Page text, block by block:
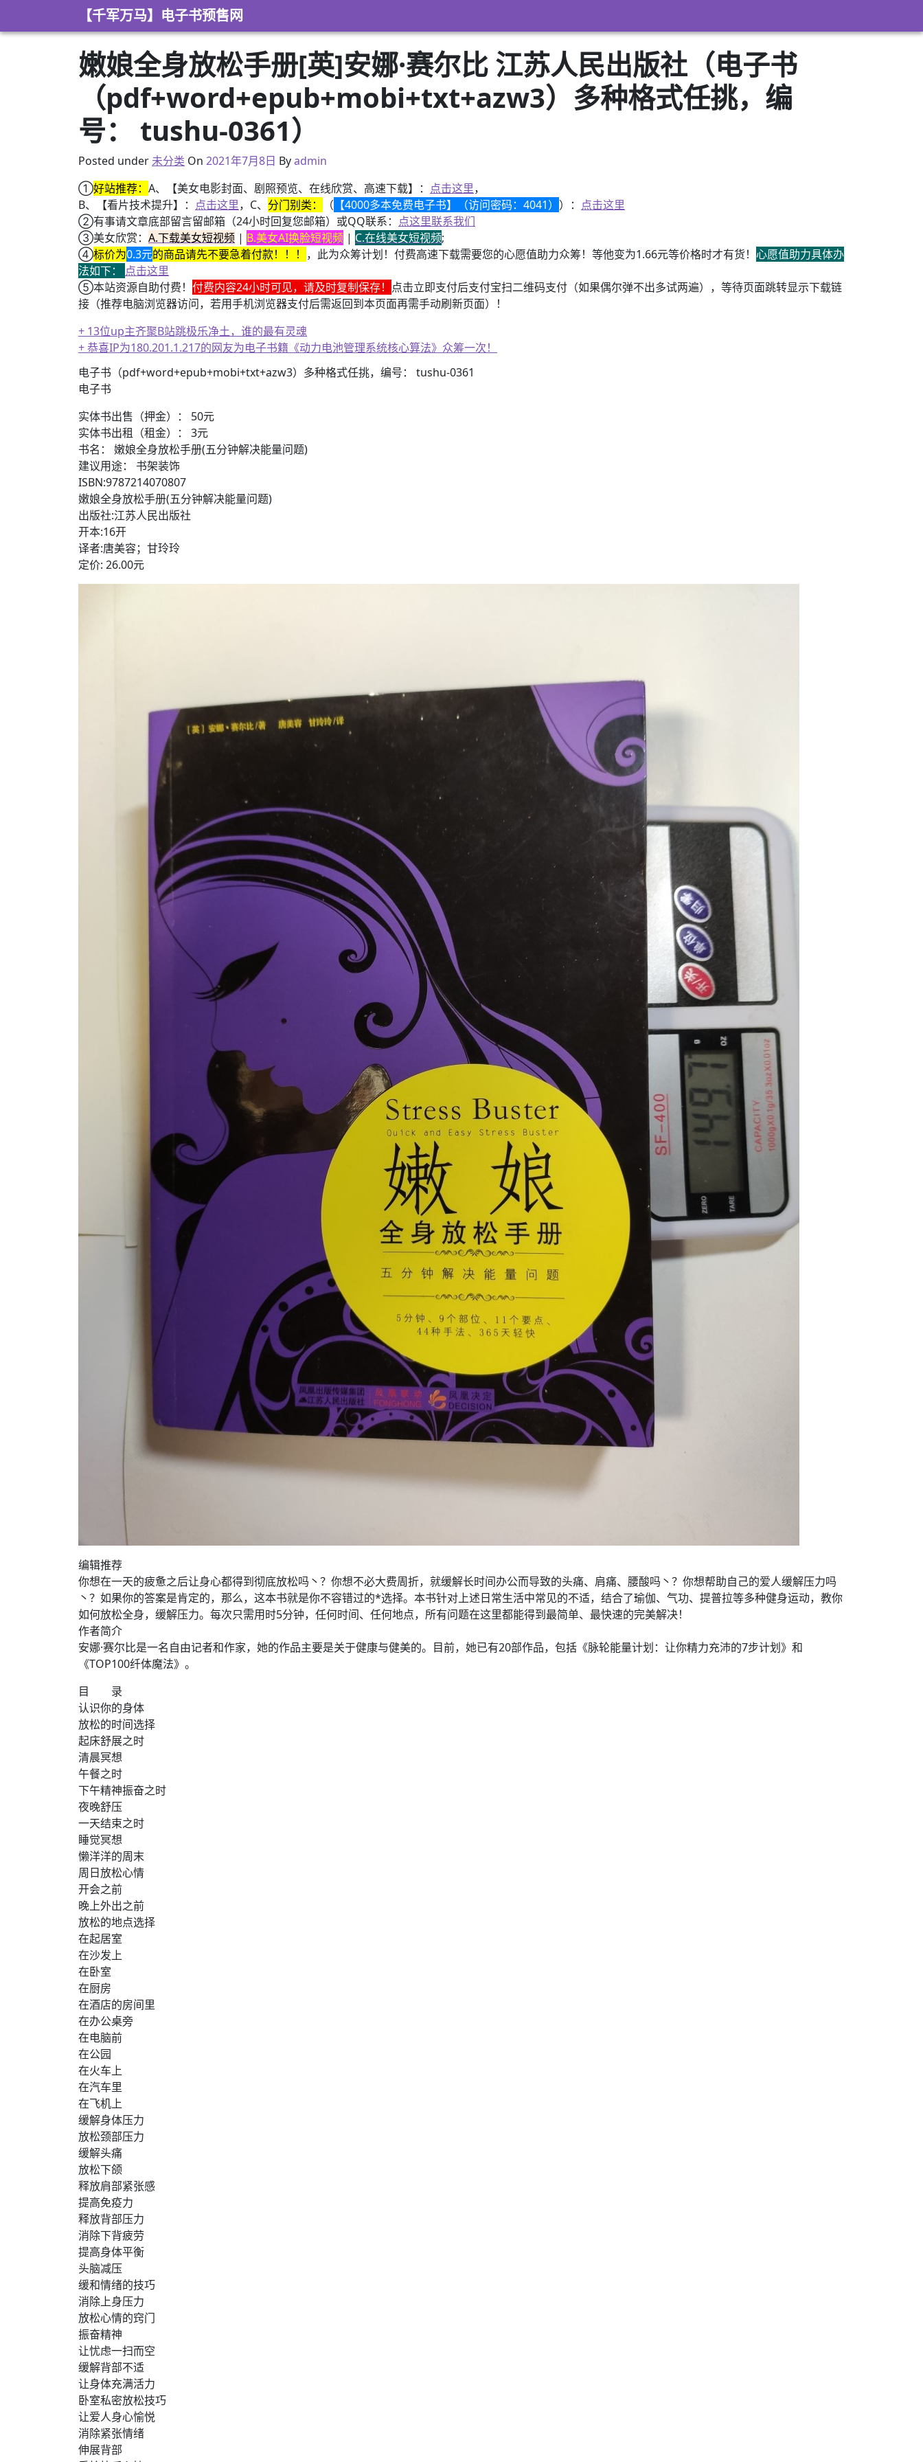
【千军万马】电子书预售网
嫩娘全身放松手册[英]安娜·赛尔比 江苏人民出版社（电子书
（pdf+word+epub+mobi+txt+azw3）多种格式任挑，编
号： tushu-0361）
Posted under未分类 On 2021年3月4日
2021年7月8日 Byadmin
①好站推荐： A、【美女电影封面、剧照预览、在线欣赏、高速下载】： 点击这里，
B、【看片技术提升】： 点击这里，C、 分门别类： （ 【4000多本免费电子书】（访问密码：4041） ）： 点击这里
②有事请文章底部留言留邮箱（24小时回复您邮箱）或QQ联系： 点这里联系我们
③美女欣赏： A.下载美女短视频 | B.美女AI换脸短视频 | C.在线美女短视频;
④标价为0.3元的商品请先不要急着付款！！！ ，此为众筹计划！付费高速下载需要您的心愿值助力众筹！等他变为1.66元等价格时才有货！ 心愿值助力具体办
法如下： 点击这里
⑤本站资源自助付费！ 付费内容24小时可见，请及时复制保存！ 点击立即支付后支付宝扫二维码支付（如果偶尔弹不出多试两遍），等待页面跳转显示下载链
接（推荐电脑浏览器访问，若用手机浏览器支付后需返回到本页面再需手动刷新页面）！
+ 13位up主齐聚B站跳极乐净土，谁的最有灵魂
+ 恭喜IP为180.201.1.217的网友为电子书籍《动力电池管理系统核心算法》众筹一次！
+ 【真·核心技术】搜片神器+下载+在线看片神器
电子书（pdf+word+epub+mobi+txt+azw3）多种格式任挑，编号： tushu-0361
电子书
实体书出售（押金）： 50元
实体书出租（租金）： 3元
书名： 嫩娘全身放松手册(五分钟解决能量问题)
建议用途： 书架装饰
ISBN:9787214070807
嫩娘全身放松手册(五分钟解决能量问题)
出版社:江苏人民出版社
开本:16开
译者:唐美容；甘玲玲
定价: 26.00元
编辑推荐
你想在一天的疲惫之后让身心都得到彻底放松吗丶？你想不必大费周折，就缓解长时间办公而导致的头痛、肩痛、腰酸吗丶？你想帮助自己的爱人缓解压力吗
丶？如果你的答案是肯定的，那么，这本书就是你不容错过的*选择。本书针对上述日常生活中常见的不适，结合了瑜伽、气功、提普拉等多种健身运动，教你
如何放松全身，缓解压力。每次只需用时5分钟，任何时间、任何地点，所有问题在这里都能得到最简单、最快速的完美解决！
作者简介
安娜·赛尔比是一名自由记者和作家，她的作品主要是关于健康与健美的。目前，她已有20部作品，包括《脉轮能量计划：让你精力充沛的7步计划》和
《TOP100纤体魔法》。
目 录
认识你的身体
放松的时间选择
起床舒展之时
清晨冥想
午餐之时
下午精神振奋之时
夜晚舒压
一天结束之时
睡觉冥想
懒洋洋的周末
周日放松心情
开会之前
晚上外出之前
放松的地点选择
在起居室
在沙发上
在卧室
在厨房
在酒店的房间里
在办公桌旁
在电脑前
在公园
在火车上
在汽车里
在飞机上
缓解身体压力
放松颈部压力
缓解头痛
放松下颌
释放肩部紧张感
提高免疫力
释放背部压力
消除下背疲劳
提高身体平衡
头脑减压
缓和情绪的技巧
消除上身压力
放松心情的窍门
振奋精神
让忧虑一扫而空
缓解背部不适
让身体充满活力
卧室私密放松技巧
让爱人身心愉悦
消除紧张情绪
伸展背部